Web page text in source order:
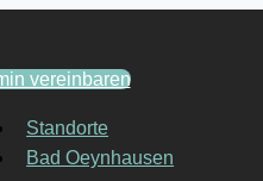
vereinbaren
Standorte
Bad Oeynhausen